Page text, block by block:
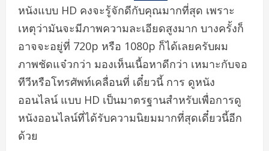
หนังแบบ HD คงจะรู้จักดีกับคุณมากที่สุด เพราะ
เหตุว่ามันจะมีภาพความละเอียดสูงมาก บางครั้งก็
อาจจะอยู่ที่ 720p หรือ 1080p ก็ได้เลยครับผม
ภาพชัดแจ๋วกว่า มองเห็นเนื้อหาดีกว่า เหมาะกับจอ
ทีวีหรือโทรศัพท์เคลื่อนที่ เดี๋ยวนี้ การ ดูหนัง
ออนไลน์ แบบ HD เป็นมาตรฐานสำหรับเพื่อการดู
หนังออนไลน์ที่ได้รับความนิยมมากที่สุดเดี๋ยวนี้อีก
ด้วย